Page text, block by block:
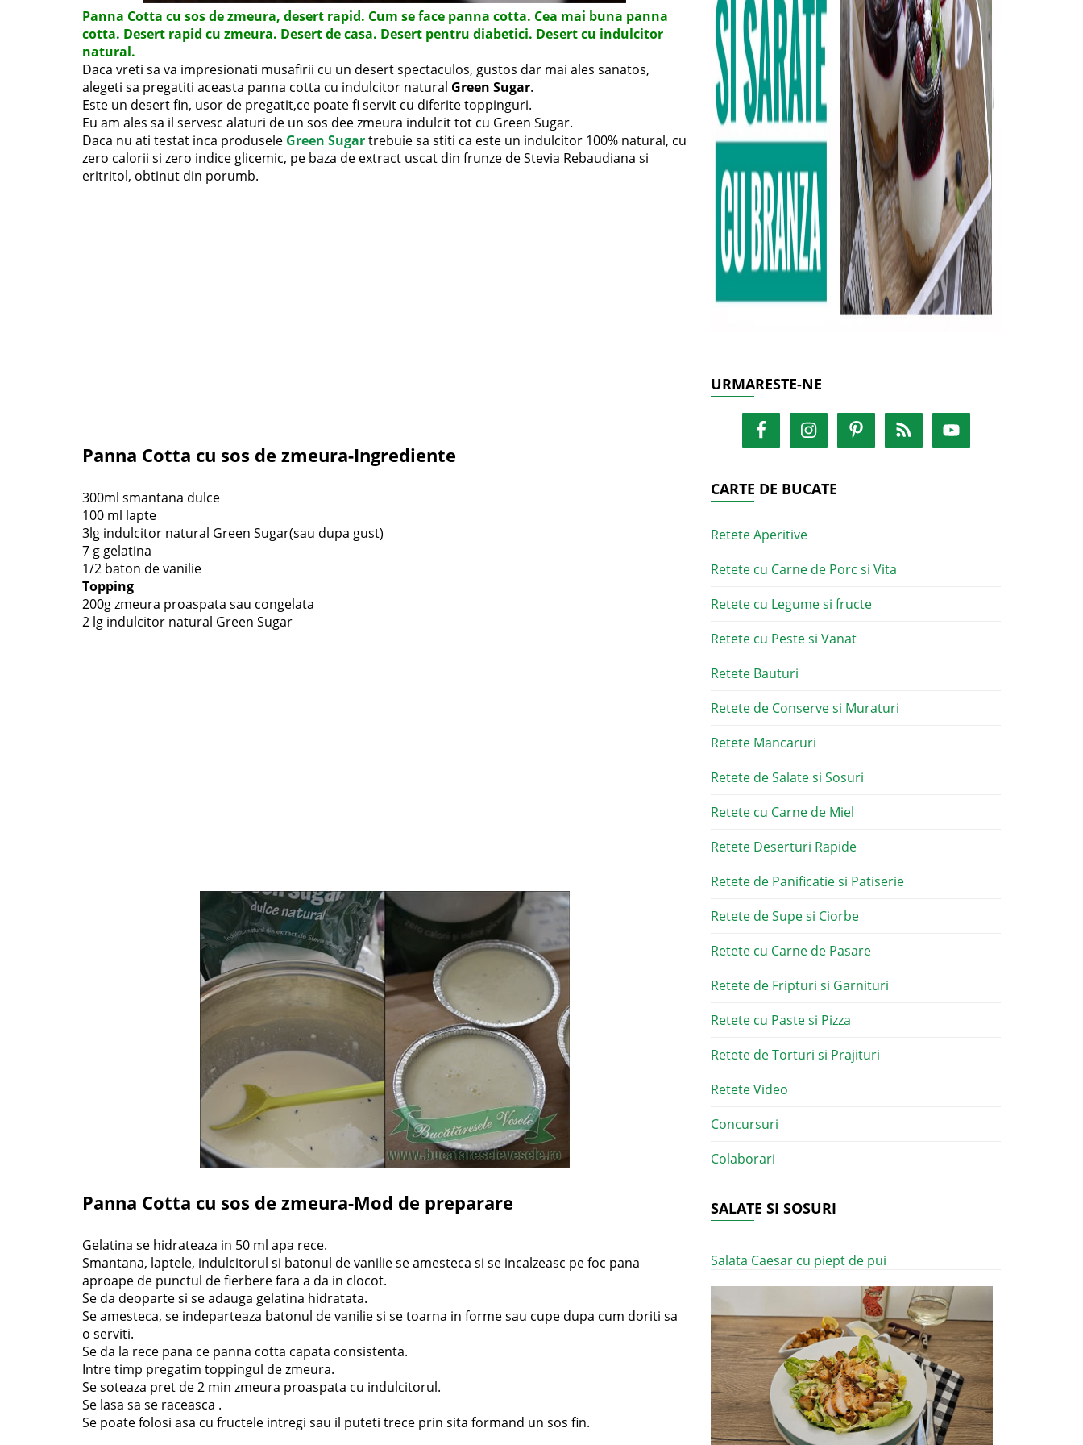
Panna Cotta cu sos de zmeura, desert rapid. Cum se face panna cotta. Cea mai buna panna
cotta. Desert rapid cu zmeura. Desert de casa. Desert pentru diabetici. Desert cu indulcitor
natural.
Daca vreti sa va impresionati musafirii cu un desert spectaculos, gustos dar mai ales sanatos,
alegeti sa pregatiti aceasta panna cotta cu indulcitor natural Green Sugar.
Este un desert fin, usor de pregatit,ce poate fi servit cu diferite toppinguri.
Eu am ales sa il servesc alaturi de un sos dee zmeura indulcit tot cu Green Sugar.
Daca nu ati testat inca produsele Green Sugartrebuie sa stiti ca este un indulcitor 100% natural, cu
zero calorii si zero indice glicemic, pe baza de extract uscat din frunze de Stevia Rebaudiana si
eritritol, obtinut din porumb.
Panna Cotta cu sos de zmeura-Ingrediente
300ml smantana dulce
100 ml lapte
3lg indulcitor natural Green Sugar(sau dupa gust)
7 g gelatina
1/2 baton de vanilie
Topping
200g zmeura proaspata sau congelata
2 lg indulcitor natural Green Sugar
Panna Cotta cu sos de zmeura-Mod de preparare
Gelatina se hidrateaza in 50 ml apa rece.
Smantana, laptele, indulcitorul si batonul de vanilie se amesteca si se incalzeasc pe foc pana
aproape de punctul de fierbere fara a da in clocot.
Se da deoparte si se adauga gelatina hidratata.
Se amesteca, se indeparteaza batonul de vanilie si se toarna in forme sau cupe dupa cum doriti sa
o serviti.
Se da la rece pana ce panna cotta capata consistenta.
Intre timp pregatim toppingul de zmeura.
Se soteaza pret de 2 min zmeura proaspata cu indulcitorul.
Se lasa sa se raceasca .
Se poate folosi asa cu fructele intregi sau il puteti trece prin sita formand un sos fin.
URMARESTE-NE
CARTE DE BUCATE
Retete Aperitive
Retete cu Carne de Porc si Vita
Retete cu Legume si fructe
Retete cu Peste si Vanat
Retete Bauturi
Retete de Conserve si Muraturi
Retete Mancaruri
Retete de Salate si Sosuri
Retete cu Carne de Miel
Retete Deserturi Rapide
Retete de Panificatie si Patiserie
Retete de Supe si Ciorbe
Retete cu Carne de Pasare
Retete de Fripturi si Garnituri
Retete cu Paste si Pizza
Retete de Torturi si Prajituri
Retete Video
Concursuri
Colaborari
SALATE SI SOSURI
Salata Caesar cu piept de pui